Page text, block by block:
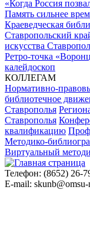
«Когда Россия
Память сильнее
Краеведческая
Ставропольский
искусства
Ретро-точка
калейдоскоп
КОЛЛЕГАМ
Нормативно-
библиотечное
Ставрополья
Ставрополья
квалификацию
Методико-
Виртуальный
Телефон: (8652) 26-
E-mail: